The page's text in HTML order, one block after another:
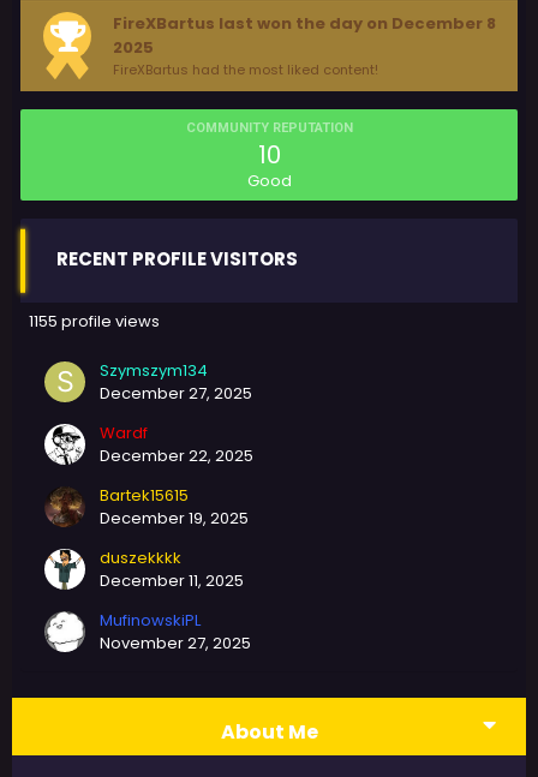
FireXBartus last won the day on December 8
2025
FireXBartus had the most liked content!
COMMUNITY REPUTATION
10
Good
RECENT PROFILE VISITORS
1155 profile views
Szymszym134
December 27, 2025
Wardf
December 22, 2025
Bartek15615
December 19, 2025
duszekkkk
December 11, 2025
MufinowskiPL
November 27, 2025
About Me